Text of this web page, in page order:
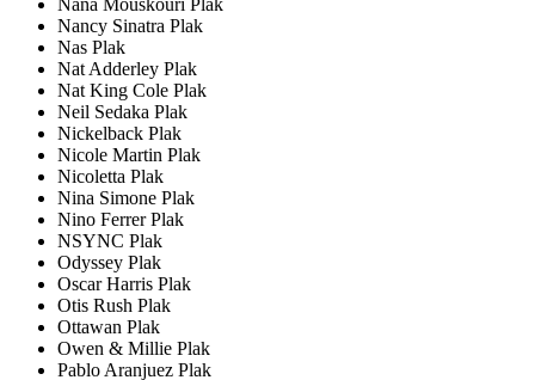
Nancy Sinatra Plak
Nas Plak
Nat Adderley Plak
Nat King Cole Plak
Neil Sedaka Plak
Nickelback Plak
Nicole Martin Plak
Nicoletta Plak
Nina Simone Plak
Nino Ferrer Plak
NSYNC Plak
Odyssey Plak
Oscar Harris Plak
Otis Rush Plak
Ottawan Plak
Owen & Millie Plak
Pablo Aranjuez Plak